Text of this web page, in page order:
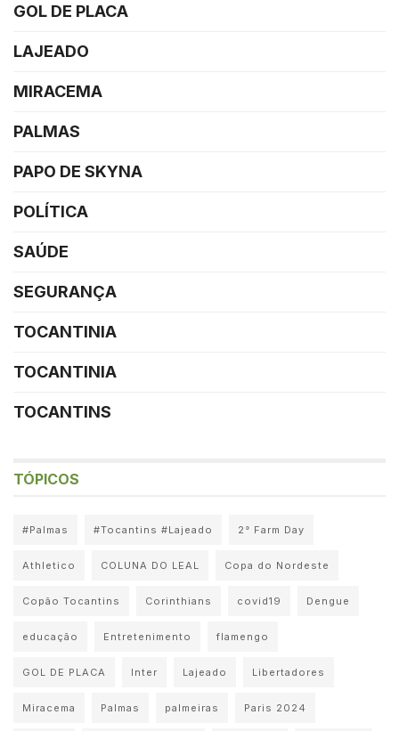
GOL DE PLACA
LAJEADO
MIRACEMA
PALMAS
PAPO DE SKYNA
POLÍTICA
SAÚDE
SEGURANÇA
TOCANTINIA
TOCANTINIA
TOCANTINS
TÓPICOS
#Palmas #Tocantins #Lajeado 2° Farm Day
Athletico COLUNA DO LEAL Copa do Nordeste
Copão Tocantins Corinthians covid19 Dengue
educação Entretenimento flamengo
GOL DE PLACA Inter Lajeado Libertadores
Miracema Palmas palmeiras Paris 2024